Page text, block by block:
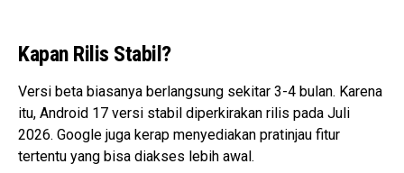
Kapan Rilis Stabil?
Versi beta biasanya berlangsung sekitar 3-4 bulan. Karena
itu, Android 17 versi stabil diperkirakan rilis pada Juli
2026. Google juga kerap menyediakan pratinjau fitur
tertentu yang bisa diakses lebih awal.